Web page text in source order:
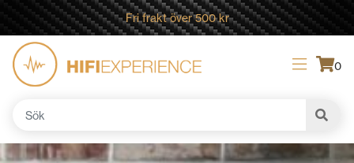
Fri frakt över 500 kr
0